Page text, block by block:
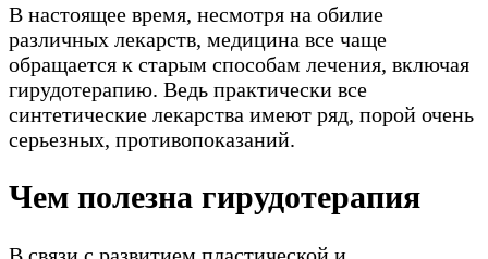
В настоящее время, несмотря на обилие
различных лекарств, медицина все чаще
обращается к старым способам лечения, включая
гирудотерапию. Ведь практически все
синтетические лекарства имеют ряд, порой очень
серьезных, противопоказаний.
Чем полезна гирудотерапия